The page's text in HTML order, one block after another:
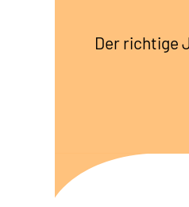
Der richtige